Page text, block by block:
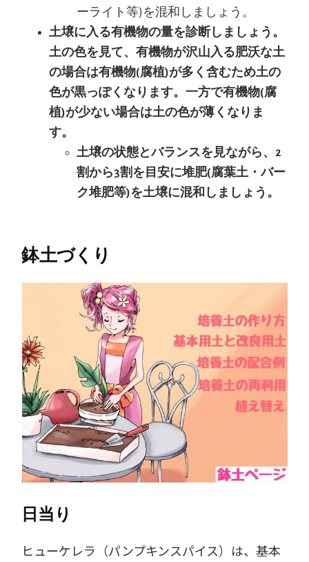
ーライト等)を混和しましょう。
土壌に入る有機物の量を診断しましょう。
土の色を見て、有機物が沢山入る肥沃な土
の場合は有機物(腐植)が多く含むため土の
色が黒っぽくなります。一方で有機物(腐
植)が少ない場合は土の色が薄くなりま
す。
土壌の状態とバランスを見ながら、2
割から3割を目安に堆肥(腐葉土・バー
ク堆肥等)を土壌に混和しましょう。
鉢土づくり
日当り
ヒューケレラ（パンプキンスパイス）は、基本